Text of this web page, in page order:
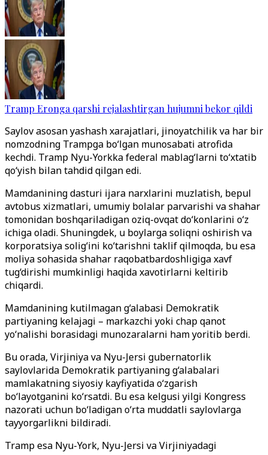
Tramp Eronga qarshi rejalashtirgan hujumni bekor qildi
Saylov asosan yashash xarajatlari, jinoyatchilik va har bir
nomzodning Trampga bo‘lgan munosabati atrofida
kechdi. Tramp Nyu-Yorkka federal mablag‘larni to‘xtatib
qo‘yish bilan tahdid qilgan edi.
Mamdanining dasturi ijara narxlarini muzlatish, bepul
avtobus xizmatlari, umumiy bolalar parvarishi va shahar
tomonidan boshqariladigan oziq-ovqat do‘konlarini o‘z
ichiga oladi. Shuningdek, u boylarga soliqni oshirish va
korporatsiya solig‘ini ko‘tarishni taklif qilmoqda, bu esa
moliya sohasida shahar raqobatbardoshligiga xavf
tug‘dirishi mumkinligi haqida xavotirlarni keltirib
chiqardi.
Mamdanining kutilmagan g‘alabasi Demokratik
partiyaning kelajagi – markazchi yoki chap qanot
yo‘nalishi borasidagi munozaralarni ham yoritib berdi.
Bu orada, Virjiniya va Nyu-Jersi gubernatorlik
saylovlarida Demokratik partiyaning g‘alabalari
mamlakatning siyosiy kayfiyatida o‘zgarish
bo‘layotganini ko‘rsatdi. Bu esa kelgusi yilgi Kongress
nazorati uchun bo‘ladigan o‘rta muddatli saylovlarga
tayyorgarlikni bildiradi.
Tramp esa Nyu-York, Nyu-Jersi va Virjiniyadagi